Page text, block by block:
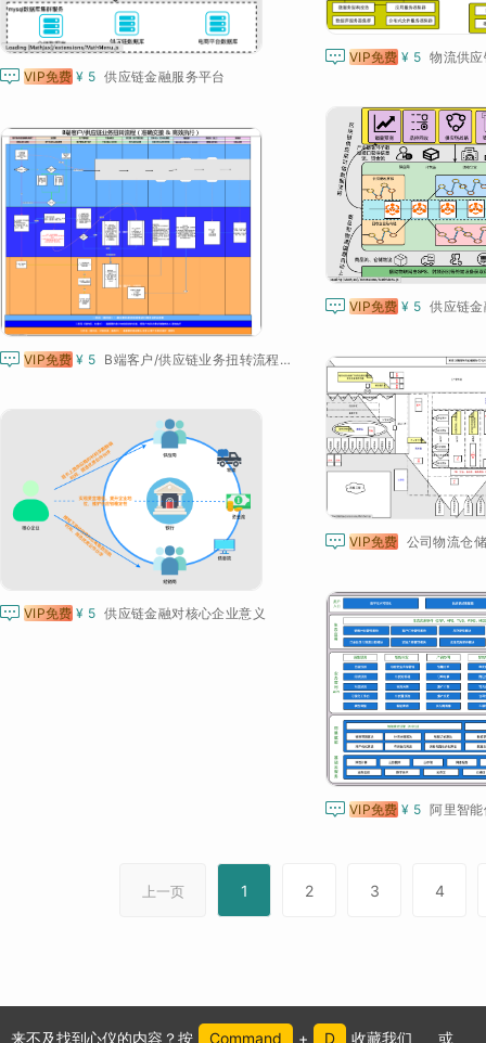
 VIP免费 ¥ 5 供应链金融服务平台
 VIP免费 ¥ 5 物流供
 VIP免费 ¥ 5 供应链
 VIP免费 ¥ 5 B端客户/供应链业务扭转流程（准确交接 & 高效执行）
 VIP免费 公司物流仓
 VIP免费 ¥ 5 供应链金融对核心企业意义
 VIP免费 ¥ 5
上一页 1 2 3 4
来不及找到心仪的内容？按 Command + D 收藏我们 或